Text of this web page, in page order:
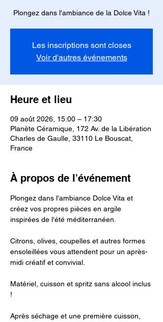
Plongez dans l'ambiance de la Dolce Vita !
Les inscriptions sont closes
Voir d'autres événements
Heure et lieu
09 août 2026, 15:00 – 17:30
Planète Céramique, 172 Av. de la Libération
Charles de Gaulle, 33110 Le Bouscat,
France
À propos de l'événement
Plongez dans l'ambiance Dolce Vita et
créez vos propres pièces en argile
inspirées de l'été méditerranéen.
Citrons, olives, coupelles et autres formes
ensoleillées vous attendent pour un après-
midi créatif et convivial.
Matériel, cuisson et spritz sans alcool inclus
!
Après séchage et une première cuisson,